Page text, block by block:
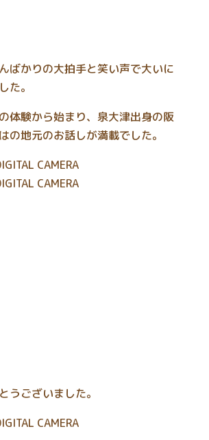
ばかりの大拍手と笑い声で大いに
た。
体験から始まり、泉大津出身の阪
の地元のお話しが満載でした。
うございました。